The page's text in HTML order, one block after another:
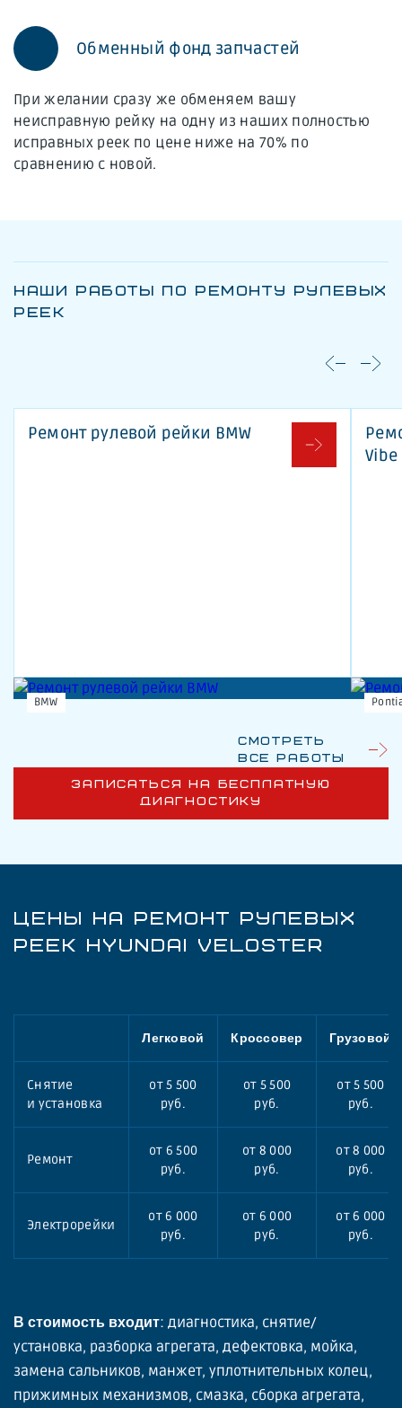
Обменный фонд запчастей
При желании сразу же обменяем вашу
неисправную рейку на одну из наших полностью
исправных реек по цене ниже на 70% по
сравнению с новой.
НАШИ РАБОТЫ ПО РЕМОНТУ РУЛЕВЫХ
РЕЕК
Ремонт рулевой рейки BMW
BMW
Vibe
ЗАПИСАТЬСЯ НА БЕСПЛАТНУЮ
ДИАГНОСТИКУ
Смотреть
все работы
ЦЕНЫ НА РЕМОНТ РУЛЕВЫХ
РЕЕК HYUNDAI VELOSTER
Легковой Кроссовер Грузовой
Снятие
и установка
от 5 500
руб.
от 5 500
руб.
от 5 500
руб.
Ремонт
от 6 500
руб.
от 8 000
руб.
от 8 000
руб.
Электрорейки
от 6 000
руб.
от 6 000
руб.
от 6 000
руб.
В стоимость входит: диагностика, снятие/
установка, разборка агрегата, дефектовка, мойка,
замена сальников, манжет, уплотнительных колец,
прижимных механизмов, смазка, сборка агрегата,